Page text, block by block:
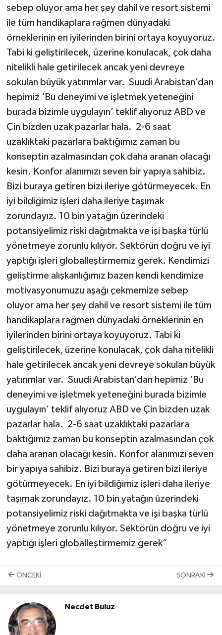
sebep oluyor ama her şey dahil ve resort sistemi
ile tüm handikaplara rağmen dünyadaki
örneklerinin en iyilerinden birini ortaya koyuyoruz.
Tabi ki geliştirilecek, üzerine konulacak, çok daha
nitelikli hale getirilecek ancak yeni devreye
sokulan büyük yatırımlar var. Suudi Arabistan’dan
hepimiz ‘Bu deneyimi ve işletmek yeteneğini
burada bizimle uygulayın’ teklif alıyoruz ABD ve
Çin bizden uzak pazarlar hala. 2-6 saat
uzaklıktaki pazarlara baktığımız zaman bu
konseptin azalmasından çok daha aranan olacağı
kesin. Konfor alanımızı seven bir yapıya sahibiz.
Bizi buraya getiren bizi ileriye götürmeyecek. En
iyi bildiğimiz işleri daha ileriye taşımak
zorundayız. 10 bin yatağın üzerindeki
potansiyelimiz riski dağıtmakta ve işi başka türlü
yönetmeye zorunlu kılıyor. Sektörün doğru ve iyi
yaptığı işleri globalleştirmemiz gerek. Kendimizi
geliştirme alışkanlığımız bazen kendi kendimize
motivasyonumuzu aşağı çekmemize sebep
oluyor ama her şey dahil ve resort sistemi ile tüm
handikaplara rağmen dünyadaki örneklerinin en
iyilerinden birini ortaya koyuyoruz. Tabi ki
geliştirilecek, üzerine konulacak, çok daha nitelikli
hale getirilecek ancak yeni devreye sokulan büyük
yatırımlar var. Suudi Arabistan’dan hepimiz ‘Bu
deneyimi ve işletmek yeteneğini burada bizimle
uygulayın’ teklif alıyoruz ABD ve Çin bizden uzak
pazarlar hala. 2-6 saat uzaklıktaki pazarlara
baktığımız zaman bu konseptin azalmasından çok
daha aranan olacağı kesin. Konfor alanımızı seven
bir yapıya sahibiz. Bizi buraya getiren bizi ileriye
götürmeyecek. En iyi bildiğimiz işleri daha ileriye
taşımak zorundayız. 10 bin yatağın üzerindeki
potansiyelimiz riski dağıtmakta ve işi başka türlü
yönetmeye zorunlu kılıyor. Sektörün doğru ve iyi
yaptığı işleri globalleştirmemiz gerek”
ÖNCEKI SONRAKI
Necdet Buluz